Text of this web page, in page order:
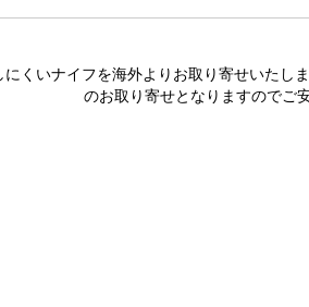
くいナイフを海外よりお取り寄せいたし
のお取り寄せとなりますのでご